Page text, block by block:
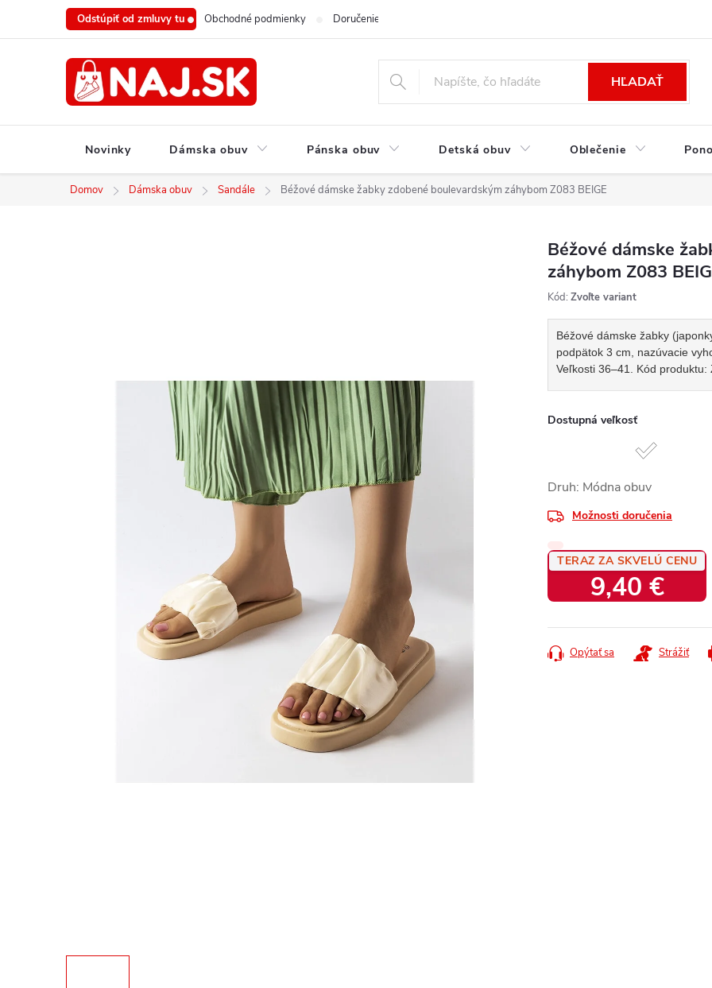
Odstúpiť od zmluvy tu Obchodné podmienky Doručenie a platba
HĽADAŤ
Novinky Dámska obuv Pánska obuv Detská obuv Oblečenie
Domov Dámska obuv Sandále Béžové dámske žabky zdobené boulevardským záhybom Z083 BEIGE
Béžové dámske
záhybom Z083
Kód: Zvoľte variant
Béžové dámske žabky
podpätok 3 cm, nazúvacie
Veľkosti 36–41. Kód produktu:
Dostupná veľkosť
Druh: Módna obuv
Možnosti doručenia
TERAZ ZA SKVELÚ CENU
9,40 €
cena:
Opýtať sa Strážiť